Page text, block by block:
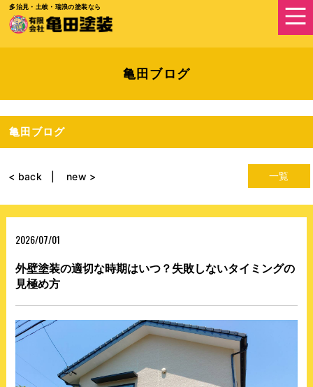
多治見・土岐・瑞浪の塗装なら
亀田ブログ
亀田ブログ
一覧
< back new >
2026/07/01
外壁塗装の適切な時期はいつ？失敗しないタイミングの
見極め方